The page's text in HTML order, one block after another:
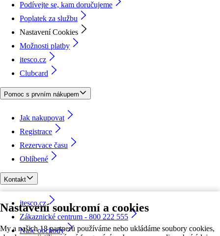
Nastavení soukromí a cookies
My a našich 18 partnerů používáme nebo ukládáme soubory cookies,
Podívejte se, kam doručujeme
Poplatek za službu
Nastavení Cookies
Možnosti platby
itesco.cz
Clubcard
Pomoc s prvním nákupem
Jak nakupovat
Registrace
Rezervace času
Oblíbené
Kontakt
itesco.cz
Zákaznické centrum - 800 222 555
Naše obchody